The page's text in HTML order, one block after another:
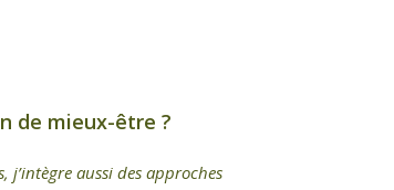
de mieux-être ?
j’intègre aussi des approches